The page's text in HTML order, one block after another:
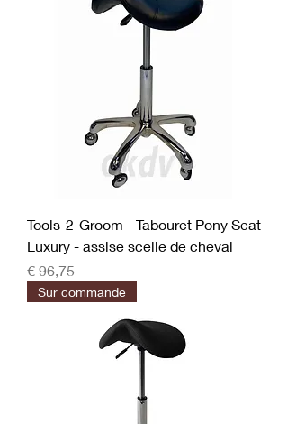
Tools-2-Groom - Tabouret Pony Seat
Luxury - assise scelle de cheval
Prijs
€ 96,75
Sur commande